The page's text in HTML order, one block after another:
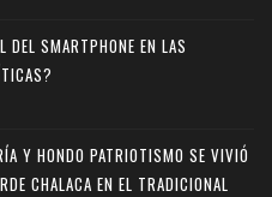
DEL SMARTPHONE EN LAS
Y HONDO PATRIOTISMO SE VIVIÓ
CHALACA EN EL TRADICIONAL